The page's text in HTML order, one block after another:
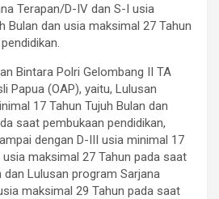
Terapan/D-IV dan S-I usia
Bulan dan usia maksimal 27 Tahun
Bintara Polri Gelombang II TA
Papua (OAP), yaitu, Lulusan
17 Tahun Tujuh Bulan dan
saat pembukaan pendidikan,
dengan D-III usia minimal 17
usia maksimal 27 Tahun pada saat
dan Lulusan program Sarjana
maksimal 29 Tahun pada saat